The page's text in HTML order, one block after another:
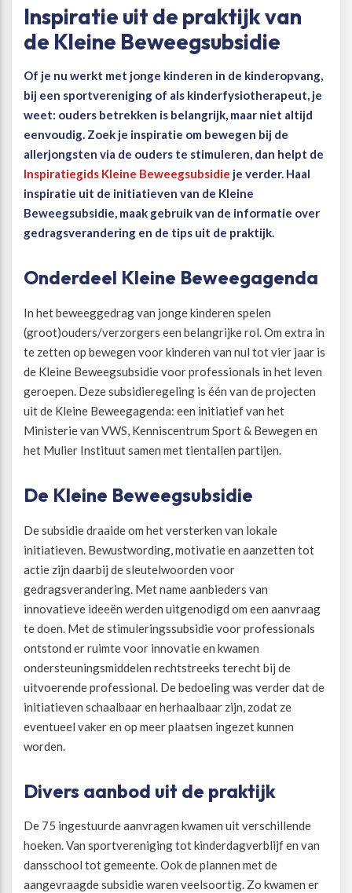
Inspiratie uit de praktijk van
de Kleine Beweegsubsidie
Of je nu werkt met jonge kinderen in de kinderopvang,
bij een sportvereniging of als kinderfysiotherapeut, je
weet: ouders betrekken is belangrijk, maar niet altijd
eenvoudig. Zoek je inspiratie om bewegen bij de
allerjongsten via de ouders te stimuleren, dan helpt de
Inspiratiegids Kleine Beweegsubsidie je verder. Haal
inspiratie uit de initiatieven van de Kleine
Beweegsubsidie, maak gebruik van de informatie over
gedragsverandering en de tips uit de praktijk.
Onderdeel Kleine Beweegagenda
In het beweeggedrag van jonge kinderen spelen
(groot)ouders/verzorgers een belangrijke rol. Om extra in
te zetten op bewegen voor kinderen van nul tot vier jaar is
de Kleine Beweegsubsidie voor professionals in het leven
geroepen. Deze subsidieregeling is één van de projecten
uit de Kleine Beweegagenda: een initiatief van het
Ministerie van VWS, Kenniscentrum Sport & Bewegen en
het Mulier Instituut samen met tientallen partijen.
De Kleine Beweegsubsidie
De subsidie draaide om het versterken van lokale
initiatieven. Bewustwording, motivatie en aanzetten tot
actie zijn daarbij de sleutelwoorden voor
gedragsverandering. Met name aanbieders van
innovatieve ideeën werden uitgenodigd om een aanvraag
te doen. Met de stimuleringssubsidie voor professionals
ontstond er ruimte voor innovatie en kwamen
ondersteuningsmiddelen rechtstreeks terecht bij de
uitvoerende professional. De bedoeling was verder dat de
initiatieven schaalbaar en herhaalbaar zijn, zodat ze
eventueel vaker en op meer plaatsen ingezet kunnen
worden.
Divers aanbod uit de praktijk
De 75 ingestuurde aanvragen kwamen uit verschillende
hoeken. Van sportvereniging tot kinderdagverblijf en van
dansschool tot gemeente. Ook de plannen met de
aangevraagde subsidie waren veelsoortig. Zo kwamen er
Beweegvriendelijke omgeving
Kansengelijkheid
Paralympische topsport
Esports, gaming en gamification
Alle thema’s
Werken bij
Persvoorlichting en Public Affairs